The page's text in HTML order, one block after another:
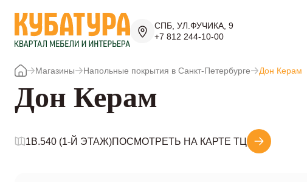
СПБ, УЛ.ФУЧИКА, 9
+7 812 244-10-00
Магазины Напольные покрытия в Санкт-Петербурге Дон Керам
Дон Керам
1B.540 (1-Й ЭТАЖ)ПОСМОТРЕТЬ НА КАРТЕ ТЦ